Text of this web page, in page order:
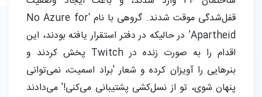
قفل‌شدگی موقت شدند. گروهی با نام ‘No Azure for
Apartheid’ در حالیکه در دفتر استقرار یافته بودند، این
اقدام را به صورت زنده در Twitch پخش کردند و
بنرهایی را آویزان کرده و شعار 'براد اسمیت، نمی‌توانی
پنهان شوی، تو از نسل‌کشی پشتیبانی می‌کنی!' می‌دادند